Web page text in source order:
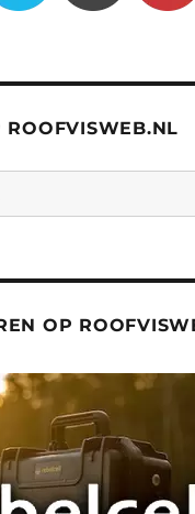
ROOFVISWEB.NL
OP